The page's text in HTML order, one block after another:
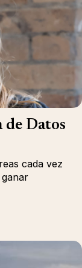
de Datos
cada vez